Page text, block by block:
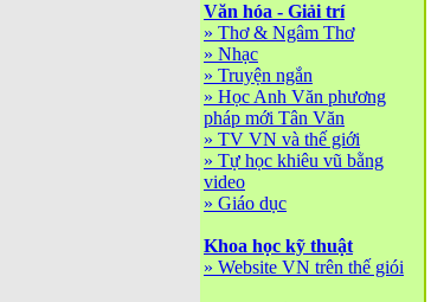
Văn hóa - Giải trí
» Thơ & Ngâm Thơ
» Nhạc
» Truyện ngắn
» Học Anh Văn phương
pháp mới Tân Văn
» TV VN và thế giới
» Tự học khiêu vũ bằng
video
» Giáo dục
Khoa học kỹ thuật
» Website VN trên thế giói